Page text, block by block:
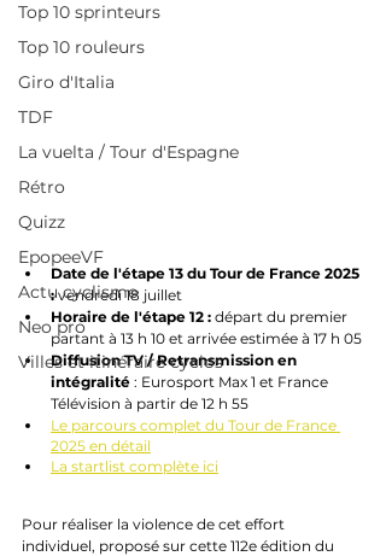
Top 10 sprinteurs
Top 10 rouleurs
Giro d'Italia
TDF
La vuelta / Tour d'Espagne
Rétro
Quizz
EpopeeVF
Actu cyclisme
Neo pro
Villes et itinéraire cyclos
Date de l'étape 13 du Tour de France 2025
: vendredi 18 juillet
Horaire de l'étape 12 : départ du premier
partant à 13 h 10 et arrivée estimée à 17 h 05
Diffusion TV / Retransmission en
intégralité : Eurosport Max 1 et France
Télévision à partir de 12 h 55
Le parcours complet du Tour de France
2025 en détail
La startlist complète ici
Pour réaliser la violence de cet effort
individuel, proposé sur cette 112e édition du